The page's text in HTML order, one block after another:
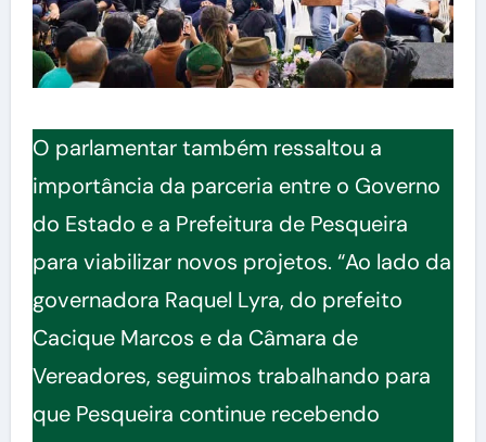
O parlamentar também ressaltou a
importância da parceria entre o Governo
do Estado e a Prefeitura de Pesqueira
para viabilizar novos projetos. “Ao lado da
governadora Raquel Lyra, do prefeito
Cacique Marcos e da Câmara de
Vereadores, seguimos trabalhando para
que Pesqueira continue recebendo